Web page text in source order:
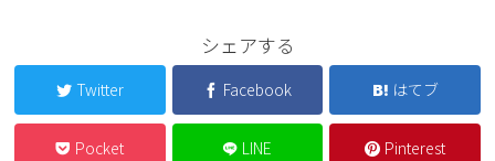
シェアする
Twitter Facebook はてブ
Pocket LINE Pinterest